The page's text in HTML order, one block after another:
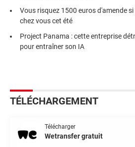
Vous risquez 1500 euros d'amende
chez vous cet été
Project Panama : cette entreprise
pour entraîner son IA
TÉLÉCHARGEMENT
Télécharger
Wetransfer gratuit